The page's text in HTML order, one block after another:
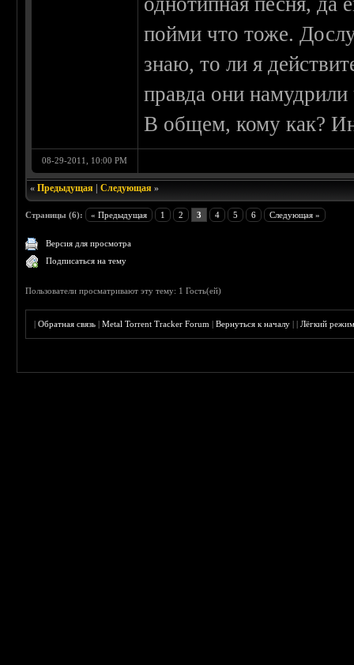
пойми что тоже.
знаю, то ли я
правда они намудрили
В общем, кому как?
08-29-2011, 10:00 PM
«Предыдущая |Следующая »
Страницы (6): « Предыдущая 1 2 3 4 5 6 Следующая »
Версия для просмотра
Подписаться на тему
Пользователи просматривают эту тему: 1 Гость(ей)
|Обратная связь |Metal Torrent Tracker Forum |Вернуться к началу ||Лёгкий